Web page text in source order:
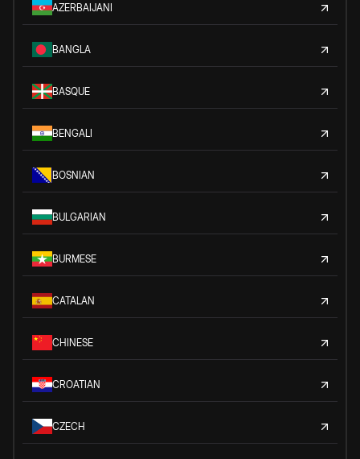
AZERBAIJANI
BANGLA
BASQUE
BENGALI
BOSNIAN
BULGARIAN
BURMESE
CATALAN
CHINESE
CROATIAN
CZECH